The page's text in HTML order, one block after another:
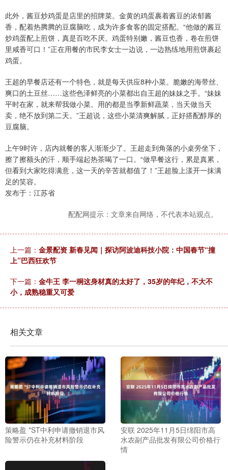
此外，酱豆炒鸡蛋是店里的招牌菜。金黄的鸡蛋裹着酱豆的浓郁酱
香，配着热腾腾的豆腐脑吃，成为许多食客的固定搭配。“他做的酱豆
炒鸡蛋配上煎饼，真是百吃不厌。鸡蛋特别嫩，酱豆也香，卷在煎饼
里咸香可口！”正在用餐的市民李女士一边说，一边熟练地用煎饼裹起
鸡蛋。
王超的早餐店还有一个特色，就是每天供应8种小菜。脆嫩的海带丝、
爽口的土豆丝……这些色泽鲜亮的小菜都出自王超的妹妹之手。“妹妹
平时在家，就来帮我做小菜。用的都是当季新鲜蔬菜，当天做当天
卖，绝不放到第二天。”王超说，这些小菜清爽解腻，正好搭配醇厚的
豆腐脑。
上午9时许，店内就餐的客人渐渐少了。王超走到角落的小桌旁坐下，
擦了擦额头的汗，顺手端起热茶喝了一口。“做早餐这行，累是真累，
但看到大家吃得满意，这一天的辛苦就都值了！”王超脸上漾开一抹满
足的笑容。
发布于：江苏省
配配网提示：文章来自网络，不代表本站观点。
上一篇： 金景配资 新春见闻｜探访阿波迪科技小院：中国春节“撞
上”巴西狂欢节
下一篇： 金牛王 李一桐这身材真的太好了，35岁的年纪，不大不
小，成熟稳重又可爱
相关文章
策略盈 *ST中利申请撤销退市风
险警示仍在补充材料阶段
安联 2025年11月5日绵阳市高
水农副产品批发有限公司价格行
情